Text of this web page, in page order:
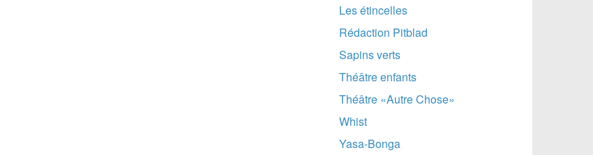
Les étincelles
Rédaction Pitblad
Sapins verts
Théâtre enfants
Théâtre «Autre Chose»
Whist
Yasa-Bonga